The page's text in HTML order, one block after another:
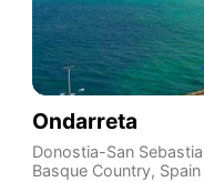
Ondarreta
Donostia-San
Basque Country, Spain